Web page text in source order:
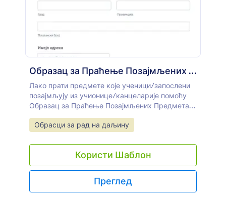
времена да се припремиш за састанке са
Образац за Праћење Позајмљених Предмета
Лако прати предмете које ученици/запослени
позајмљују из учионице/канцеларије помоћу
Образац за Праћење Позајмљених Предмета.
Да би водио прецизан попис ко је позајмио шта
и када, потребан ти је Образац за Праћење
релевантне информације. Ако желиш да
креираш сопствени образац, почни са нашим
Образац за Праћење Позајмљених Предмета,
а затим га прилагоди својим потребама.
Помоћу потпуно прилагодљивих шаблона
Go to Category:
Обрасци за рад на даљину
Користи Шаблон
Преглед